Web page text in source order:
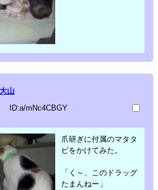
山
ID:a/mNc4CBGY
爪研ぎに付属のマタタ
ビをかけてみた。
「く～、このドラッグ
たまんねー」